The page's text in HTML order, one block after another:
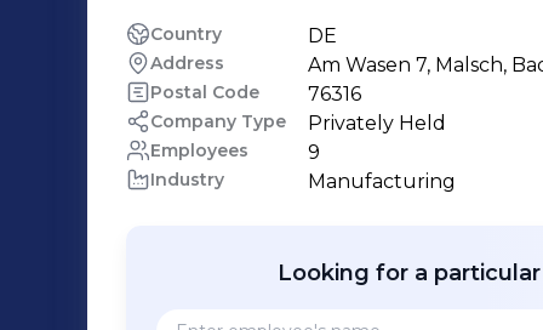
Innovation und Zuverlässigkeit.
Country DE
Address Am Wasen 7, Malsch,
Postal Code 76316
Company Type Privately Held
Employees 9
Industry Manufacturing
Looking for a